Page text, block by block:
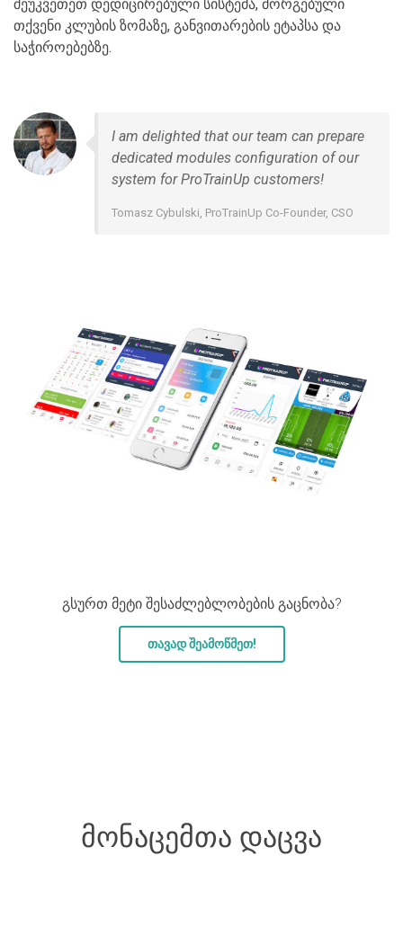
შეუკვეთეთ დედიცირებული სისტემა, მორგებული
თქვენი კლუბის ზომაზე, განვითარების ეტაპსა და
საჭიროებებზე.
I am delighted that our team can prepare
dedicated modules configuration of our
system for ProTrainUp customers!
Tomasz Cybulski, ProTrainUp Co-Founder, CSO
გსურთ მეტი შესაძლებლობების გაცნობა?
თავად შეამოწმეთ!
მონაცემთა დაცვა